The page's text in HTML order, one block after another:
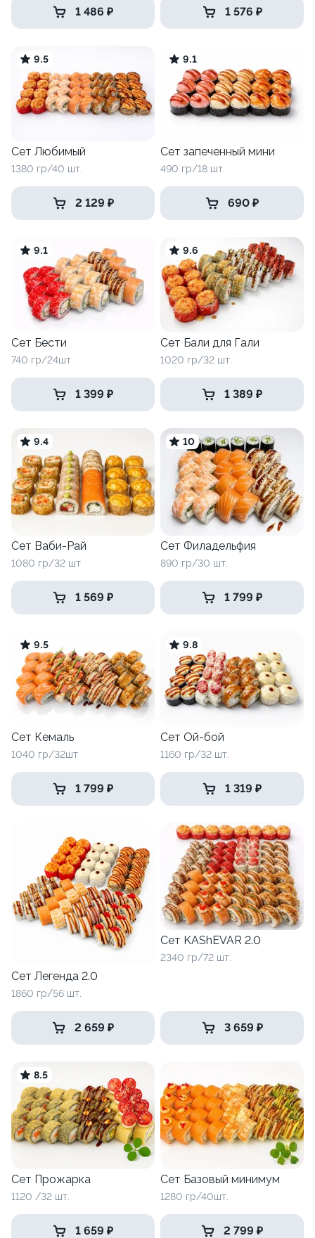
1 486 ₽ 1 576 ₽
9.5
Сет Любимый
1380 гр/40 шт.
2 129 ₽
9.1
Сет запеченный мини
490 гр/18 шт.
690 ₽
9.1
Сет Бести
740 гр/24шт
1 399 ₽
9.6
Сет Бали для Гали
1020 гр/32 шт.
1 389 ₽
9.4
Сет Ваби-Рай
1080 гр/32 шт
1 569 ₽
10
Сет Филадельфия
890 гр/30 шт.
1 799 ₽
9.5
Сет Кемаль
1040 гр/32шт
1 799 ₽
9.8
Сет Ой-бой
1160 гр/32 шт.
1 319 ₽
Сет Легенда 2.0
1860 гр/56 шт.
2 659 ₽
Сет KAShEVAR 2.0
2340 гр/72 шт.
3 659 ₽
8.5
Сет Прожарка
1120 /32 шт.
1 659 ₽
Сет Базовый минимум
1280 гр/40шт.
2 799 ₽